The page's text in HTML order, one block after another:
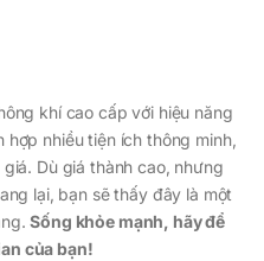
khí cao cấp với hiệu năng
nhiều tiện ích thông minh,
Dù giá thành cao, nhưng
lại, bạn sẽ thấy đây là một
Sống khỏe mạnh, hãy để
của bạn!